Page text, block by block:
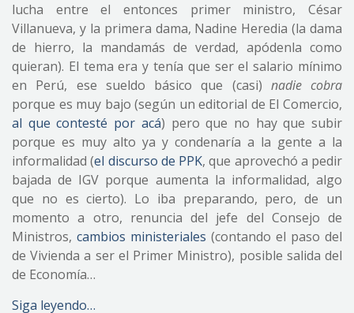
lucha entre el entonces primer ministro, César
Villanueva, y la primera dama, Nadine Heredia (la dama
de hierro, la mandamás de verdad, apódenla como
quieran). El tema era y tenía que ser el salario mínimo
en Perú, ese sueldo básico que (casi) nadie cobra
porque es muy bajo (según un editorial de El Comercio,
al que contesté por acá) pero que no hay que subir
porque es muy alto ya y condenaría a la gente a la
informalidad (el discurso de PPK, que aprovechó a pedir
bajada de IGV porque aumenta la informalidad, algo
que no es cierto). Lo iba preparando, pero, de un
momento a otro, renuncia del jefe del Consejo de
Ministros, cambios ministeriales (contando el paso del
de Vivienda a ser el Primer Ministro), posible salida del
de Economía…
Siga leyendo…